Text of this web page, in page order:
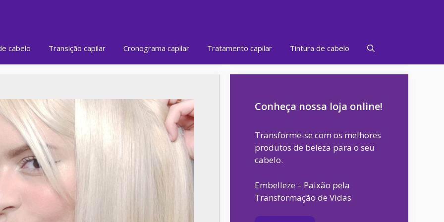
cabelo Transição capilar Cronograma capilar Tratamento capilar Tintura de cabelo
Conheça nossa loja online!
Transforme-se com os melhores
produtos de beleza para o seu
cabelo.
Embelleze – Paixão pela
Transformação de Vidas